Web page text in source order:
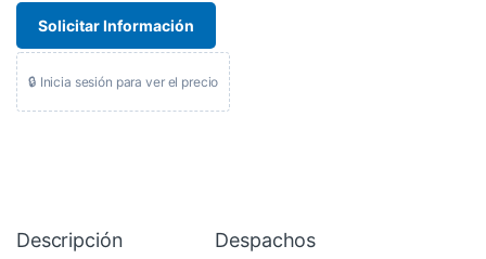
Solicitar Información
🔒 Inicia sesión para ver el precio
Descripción Despachos